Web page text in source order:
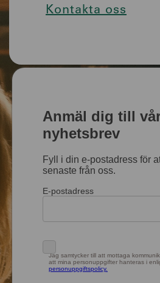
Kontakta oss